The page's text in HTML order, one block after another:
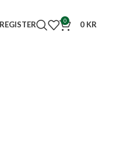
0 0 KR